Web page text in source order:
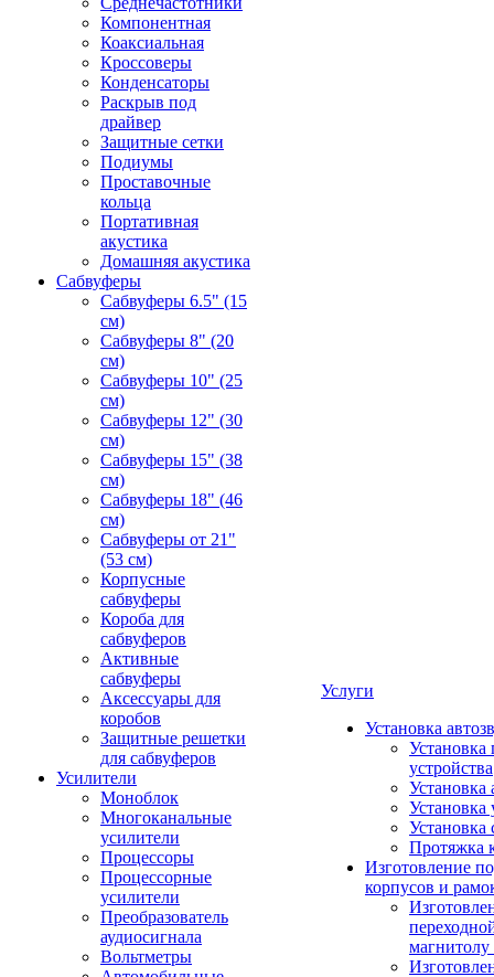
Компонентная
Коаксиальная
Кроссоверы
Конденсаторы
Раскрыв под
драйвер
Защитные сетки
Подиумы
Проставочные
кольца
Портативная
акустика
Домашняя акустика
Сабвуферы
Сабвуферы 6.5" (15
см)
Сабвуферы 8" (20
см)
Сабвуферы 10" (25
см)
Сабвуферы 12" (30
см)
Сабвуферы 15" (38
см)
Сабвуферы 18" (46
см)
Сабвуферы от 21"
(53 см)
Корпусные
сабвуферы
Короба для
сабвуферов
Активные
сабвуферы
Аксессуары для
коробов
Защитные решетки
для сабвуферов
Усилители
Моноблок
Многоканальные
усилители
Процессоры
Процессорные
усилители
Преобразователь
аудиосигнала
Вольтметры
Услуги
Установка
Установка
устройства
Установка
Установка
Установка
Протяжка
Изготовление
корпусов и